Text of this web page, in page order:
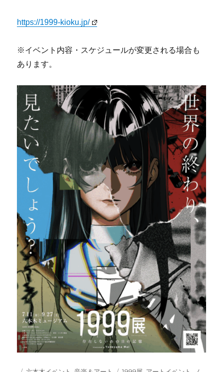
https://1999-kioku.jp/
※イベント内容・スケジュールが変更される場合も
あります。